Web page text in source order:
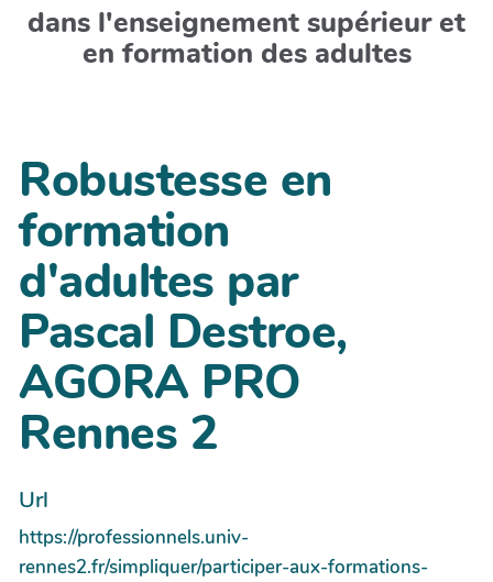
dans l'enseignement supérieur et
en formation des adultes
Robustesse en
formation
d'adultes par
Pascal Destroe,
AGORA PRO
Rennes 2
Url
https://professionnels.univ-
rennes2.fr/simpliquer/participer-aux-formations-